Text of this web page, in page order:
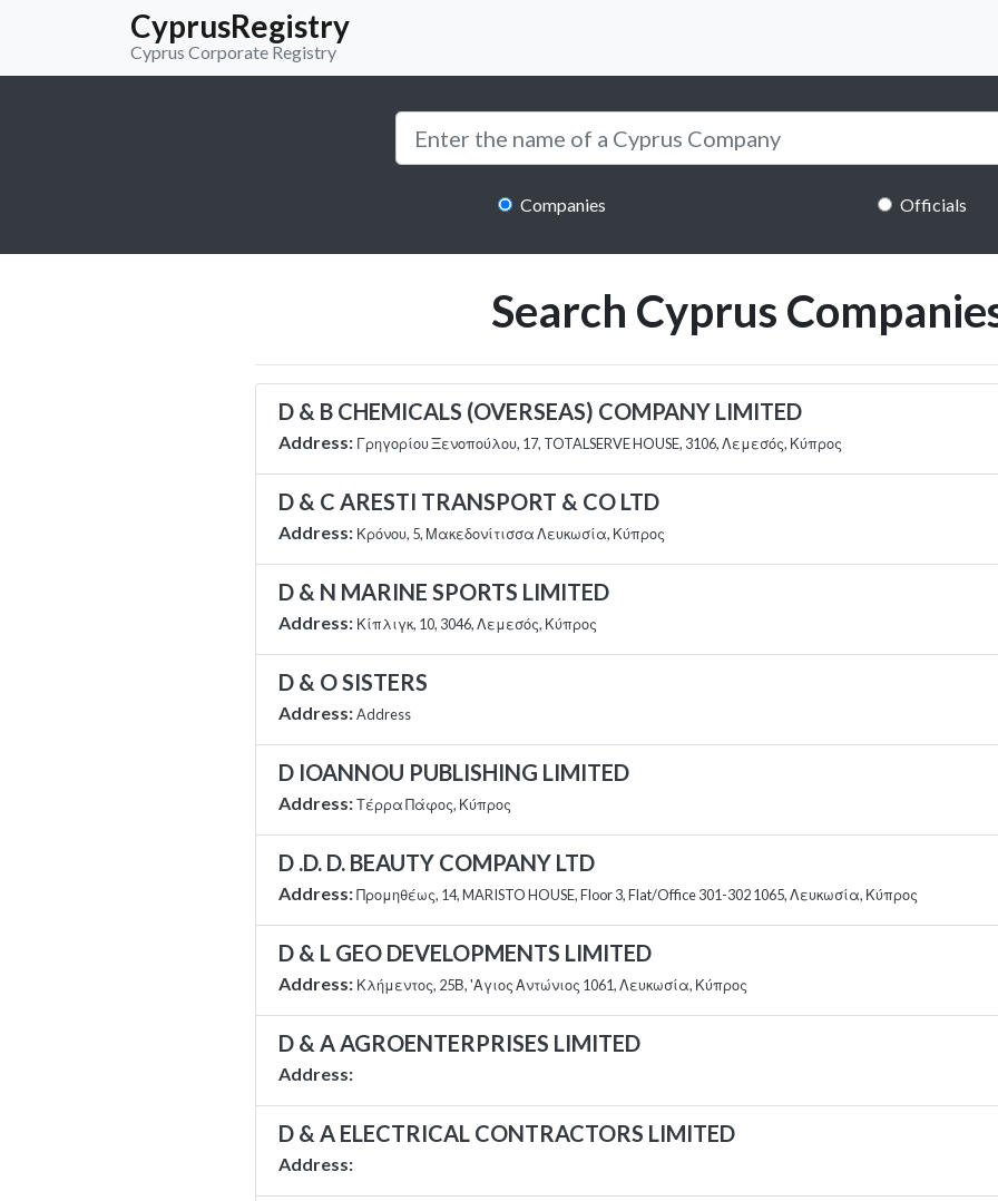
CyprusRegistry
Cyprus Corporate Registry
Companies Officials
Search Cyprus
D & B CHEMICALS (OVERSEAS) COMPANY LIMITED
Address: Γρηγορίου Ξενοπούλου, 17, TOTALSERVE HOUSE, 3106, Λεμεσός, Κύπρος
D & C ARESTI TRANSPORT & CO LTD
Address: Κρόνου, 5, Μακεδονίτισσα Λευκωσία, Κύπρος
D & N MARINE SPORTS LIMITED
Address: Κίπλιγκ, 10, 3046, Λεμεσός, Κύπρος
D & O SISTERS
Address:Address
D IOANNOU PUBLISHING LIMITED
Address:Τέρρα Πάφος, Κύπρος
D .D. D. BEAUTY COMPANY LTD
Address:Προμηθέως, 14, MARISTO HOUSE, Floor 3, Flat/Office 301-302 1065, Λευκωσία, Κύπρος
D & L GEO DEVELOPMENTS LIMITED
Address: Κλήμεντος, 25Β, 'Αγιος Αντώνιος 1061, Λευκωσία, Κύπρος
D & A AGROENTERPRISES LIMITED
Address:
D & A ELECTRICAL CONTRACTORS LIMITED
Address: